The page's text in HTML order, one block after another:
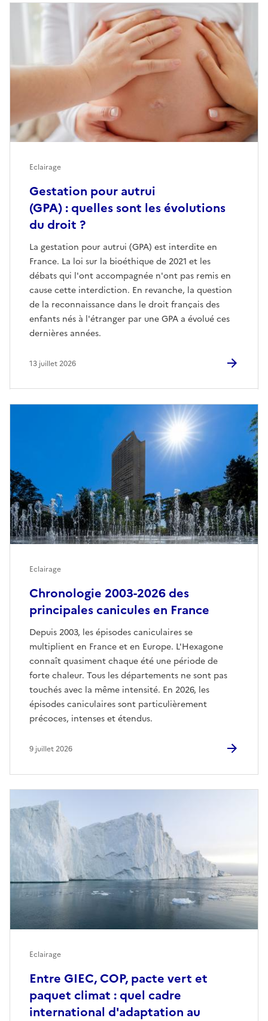
Gestation pour autrui
(GPA) : quelles sont les évolutions
du droit ?
La gestation pour autrui (GPA) est interdite en
France. La loi sur la bioéthique de 2021 et les
débats qui l'ont accompagnée n'ont pas remis en
cause cette interdiction. En revanche, la question
de la reconnaissance dans le droit français des
enfants nés à l'étranger par une GPA a évolué ces
dernières années.
Eclairage
13 juillet 2026
Chronologie 2003-2026 des
principales canicules en France
Depuis 2003, les épisodes caniculaires se
multiplient en France et en Europe. L'Hexagone
connaît quasiment chaque été une période de
forte chaleur. Tous les départements ne sont pas
touchés avec la même intensité. En 2026, les
épisodes caniculaires sont particulièrement
précoces, intenses et étendus.
Eclairage
9 juillet 2026
Entre GIEC, COP, pacte vert et
paquet climat : quel cadre
international d'adaptation au
Eclairage